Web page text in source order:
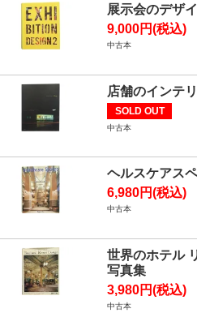
展示会のデザ
9,000円(税込)
中古本
店舗のインテ
SOLD OUT
中古本
ヘルスケアス
6,980円(税込)
中古本
世界のホテル
写真集
3,980円(税込)
中古本